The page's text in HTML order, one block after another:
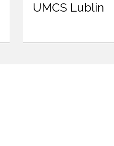
UMCS Lublin